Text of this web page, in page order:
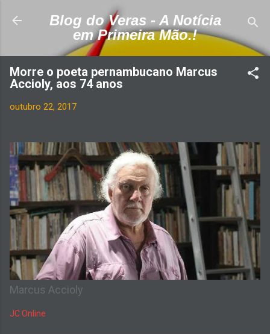
Pular para o conteúdo principal
Blog do Veras - A Notícia
em Primeira Mão.!
Morre o poeta pernambucano Marcus
Accioly, aos 74 anos
outubro 22, 2017
Marcus Accioly
JC Online